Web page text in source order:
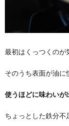
最初はくっつくのが
そのうち表面が油に
使うほどに味わいが
ちょっとした鉄分不